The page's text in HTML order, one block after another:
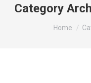
Category
You are
Home